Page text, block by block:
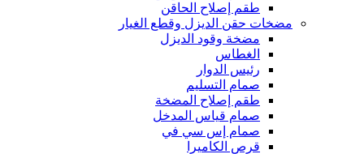
طقم إصلاح الحاقن
مضخات حقن الديزل وقطع الغيار
مضخة وقود الديزل
الغطاس
رئيس الدوار
صمام التسليم
طقم إصلاح المضخة
صمام قياس المدخل
صمام إس سي في
قرص الكاميرا